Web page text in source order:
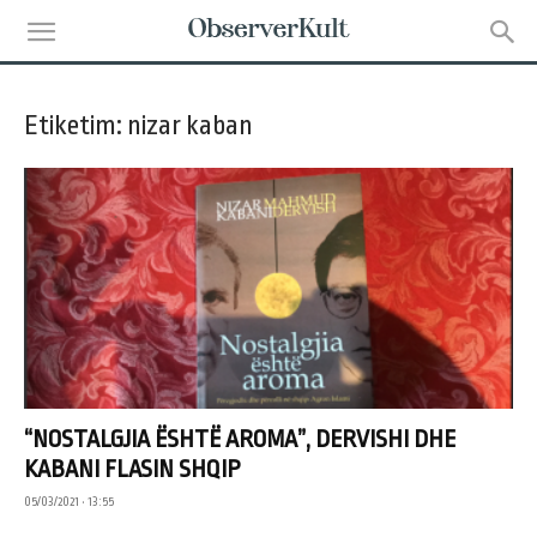
Etiketim: nizar kaban
“NOSTALGJIA ËSHTË AROMA”, DERVISHI DHE
KABANI FLASIN SHQIP
05/03/2021 • 13:55